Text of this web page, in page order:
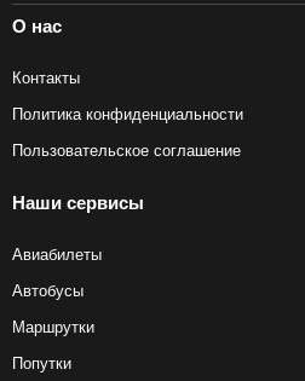
О нас
Контакты
Политика конфиденциальности
Пользовательское соглашение
Наши сервисы
Авиабилеты
Автобусы
Маршрутки
Попутки